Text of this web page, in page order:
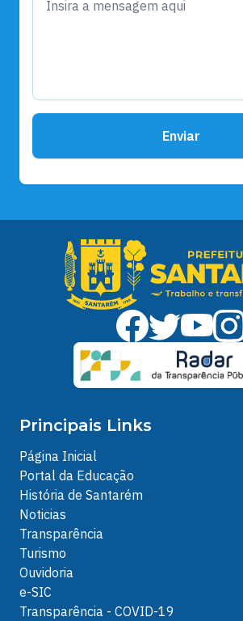
Enviar
Principais Links
Página Inicial
Portal da Educação
História de Santarém
Noticias
Transparência
Turismo
Ouvidoria
e-SIC
Transparência - COVID-19